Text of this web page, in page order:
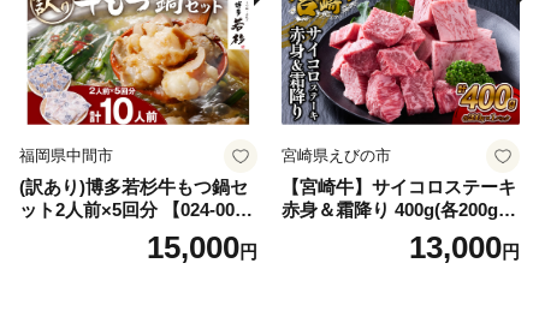
福岡県中間市
(訳あり)博多若杉牛もつ鍋セ
ット2人前×5回分 【024-002
15,000円
宮崎県えびの市
【宮崎牛】サイコロステーキ
赤身＆霜降り 400g(各200g×
１P 計2P) 真空パック 冷凍
13,000円